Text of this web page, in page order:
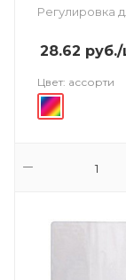
Регулировка
28.62 руб./
Цвет: ассорти